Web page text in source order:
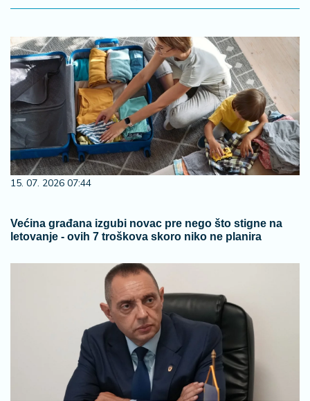
15. 07. 2026 07:44
Većina građana izgubi novac pre nego što stigne na
letovanje - ovih 7 troškova skoro niko ne planira